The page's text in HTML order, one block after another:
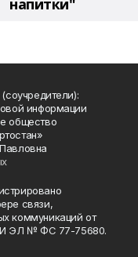
напитки"
информации
общество
связи,
коммуникаций от
ЭЛ № ФС 77-75680.